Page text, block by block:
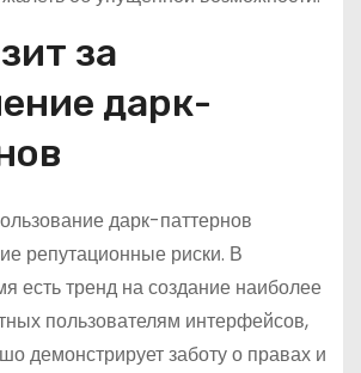
за
дарк-
дарк-паттернов
репутационные риски. В
есть тренд на создание наиболее
пользователям интерфейсов,
демонстрирует заботу о правах и